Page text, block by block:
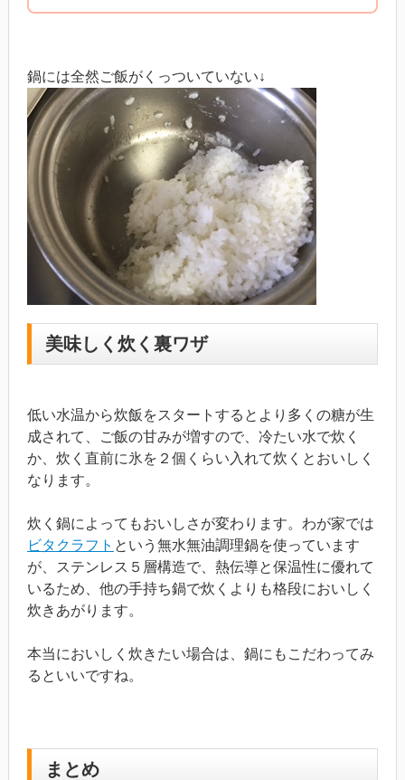
鍋には全然ご飯がくっついていない↓
美味しく炊く裏ワザ
低い水温から炊飯をスタートするとより多くの糖が生
成されて、ご飯の甘みが増すので、冷たい水で炊く
か、炊く直前に氷を２個くらい入れて炊くとおいしく
なります。
炊く鍋によってもおいしさが変わります。わが家では
ビタクラフト という無水無油調理鍋を使っています
が、ステンレス５層構造で、熱伝導と保温性に優れて
いるため、他の手持ち鍋で炊くよりも格段においしく
炊きあがります。
本当においしく炊きたい場合は、鍋にもこだわってみ
るといいですね。
まとめ